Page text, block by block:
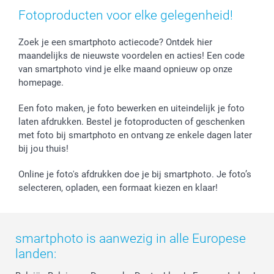
Geboorte
Cookiebeleid
Jobs & Stages
Investor Relations
Mijn orderstatus
Fotoproducten voor elke gelegenheid!
Zoek je een smartphoto actiecode? Ontdek hier
maandelijks de nieuwste voordelen en acties! Een code
van smartphoto vind je elke maand opnieuw op onze
homepage.
Een foto maken, je foto bewerken en uiteindelijk je foto
laten afdrukken. Bestel je fotoproducten of geschenken
met foto bij smartphoto en ontvang ze enkele dagen later
bij jou thuis!
Online je foto's afdrukken doe je bij smartphoto. Je foto’s
selecteren, opladen, een formaat kiezen en klaar!
smartphoto is aanwezig in alle Europese
landen: